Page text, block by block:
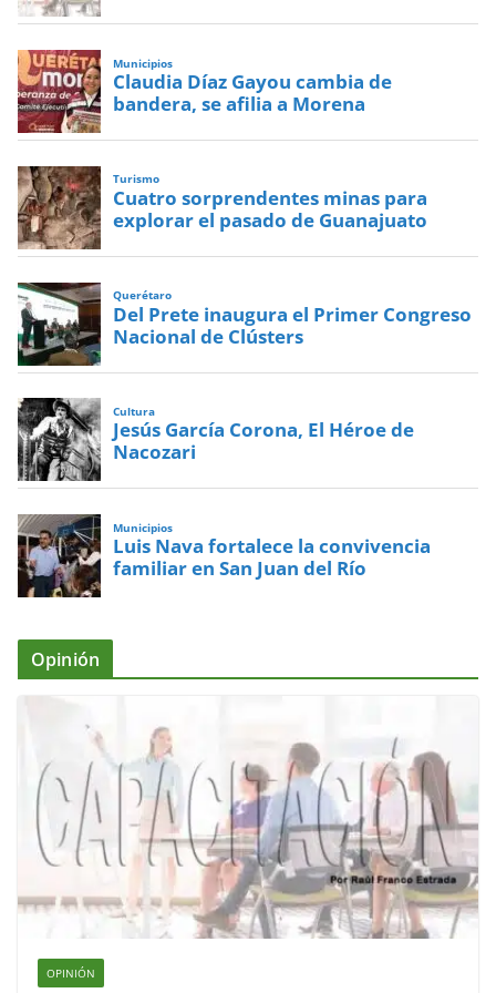
Municipios
Claudia Díaz Gayou cambia de
bandera, se afilia a Morena
Turismo
Cuatro sorprendentes minas para
explorar el pasado de Guanajuato
Querétaro
Del Prete inaugura el Primer Congreso
Nacional de Clústers
Cultura
Jesús García Corona, El Héroe de
Nacozari
Municipios
Luis Nava fortalece la convivencia
familiar en San Juan del Río
Opinión
OPINIÓN